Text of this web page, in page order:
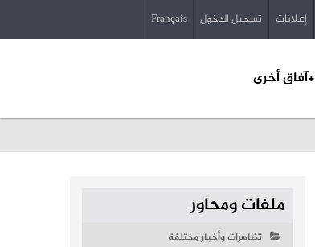
إعلانات تسجيل الدخول Français
+آفاق أخرى
ملفات ومحاور
تظاهرات وأخبار مختلفة